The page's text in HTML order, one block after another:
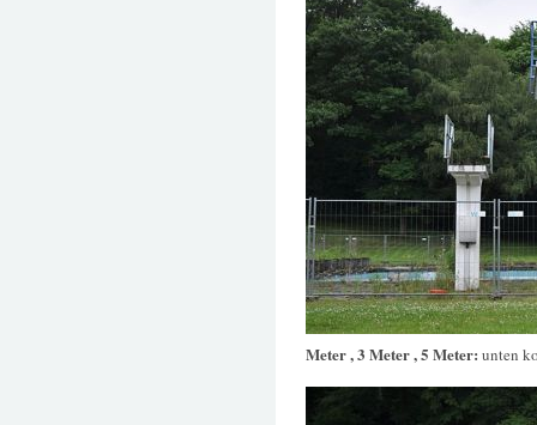
Meter , 3 Meter , 5 Meter: unten